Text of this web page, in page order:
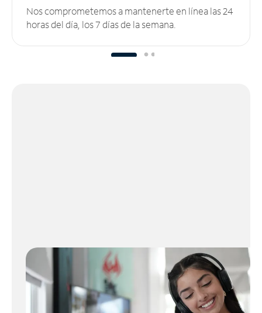
Nos comprometemos a mantenerte en línea las 24
horas del día, los 7 días de la semana.